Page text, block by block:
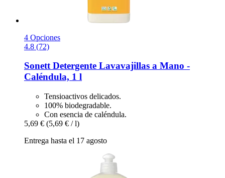
4 Opciones
4.8 (72)
SonettDetergente Lavavajillas a Mano -​
Caléndula, 1 l
Tensioactivos delicados.
100% biodegradable.
Con esencia de caléndula.
5,69 € (5,69 € / l)
Entrega hasta el 17 agosto